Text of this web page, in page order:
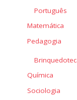
Português
Matemática
Pedagogia
Química
Sociologia